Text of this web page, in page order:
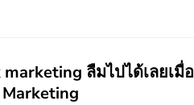
ลืมไปได้เลยเมื่อ